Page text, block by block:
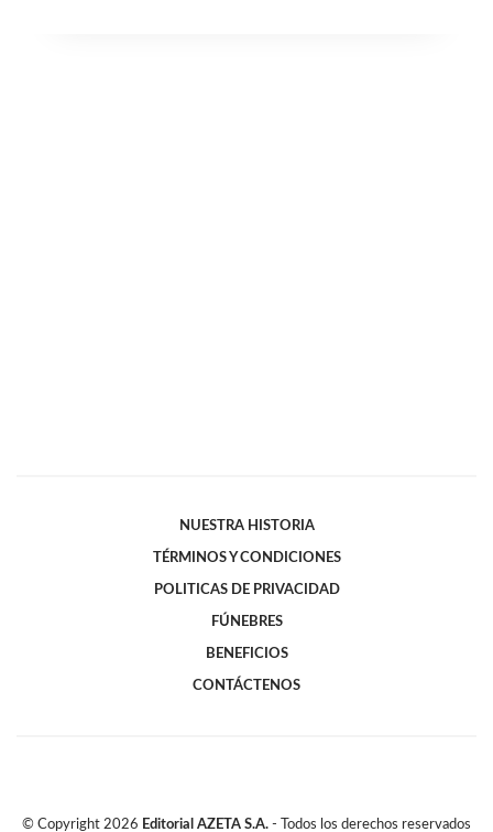
NUESTRA HISTORIA
TÉRMINOS Y CONDICIONES
POLITICAS DE PRIVACIDAD
FÚNEBRES
BENEFICIOS
CONTÁCTENOS
© Copyright 2026 Editorial AZETA S.A. - Todos los derechos reservados